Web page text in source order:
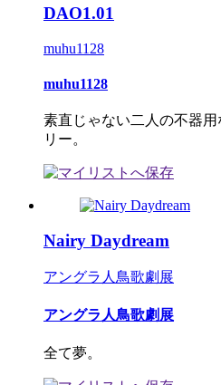
DAO1.01
muhu1128
muhu1128
素直じゃない二人の不器
リー。
Nairy Daydream
アングラ人鳥歌劇展
アングラ人鳥歌劇展
全て夢。